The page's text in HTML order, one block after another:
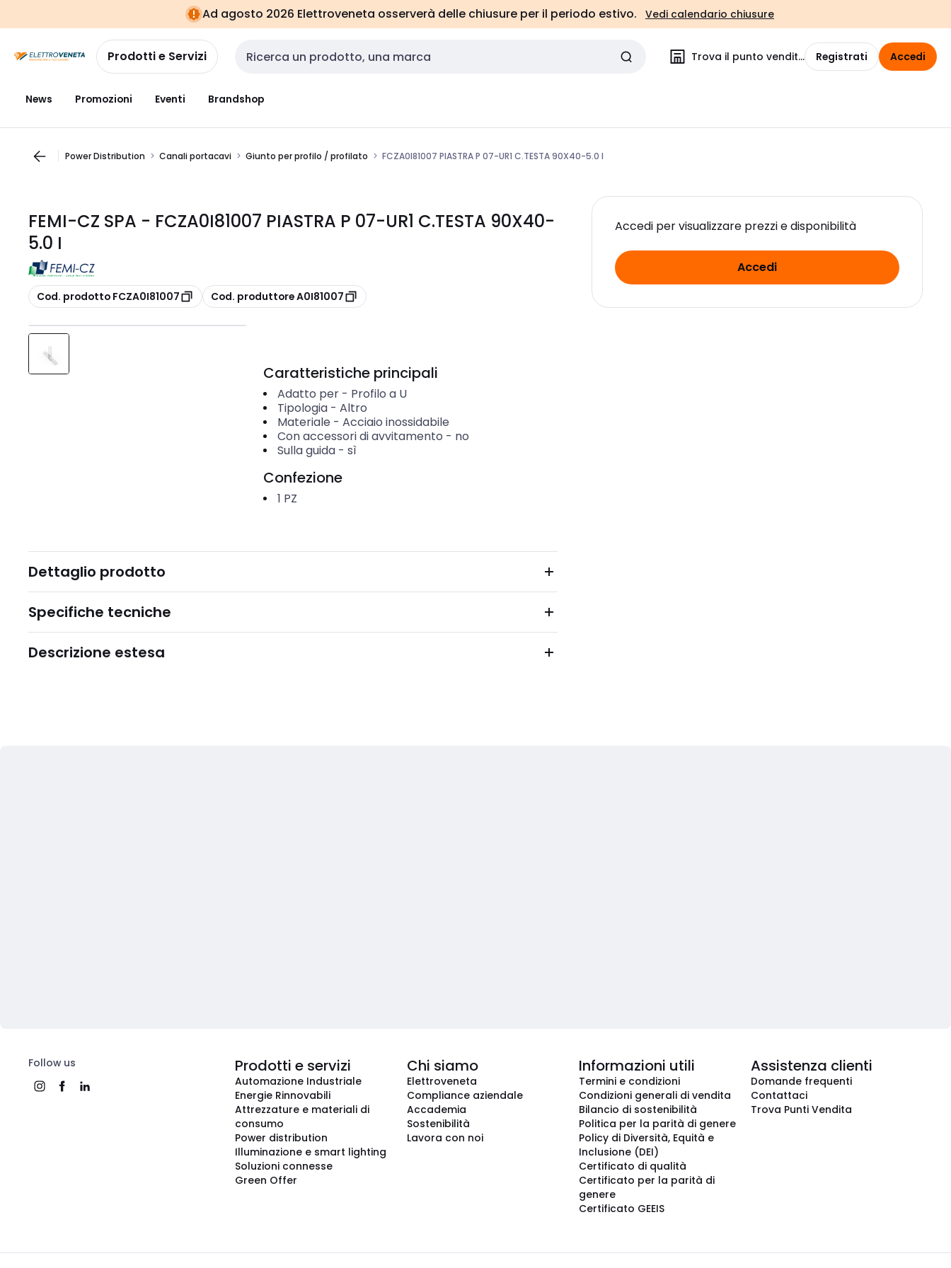
navigazionealla
pagina
Ad agosto 2026 Elettroveneta osserverà delle chiusure per il periodo estivo. Vedi calendario chiusure
Prodotti e Servizi Cerca input Trova il punto vendita Registrati Accedi
News Promozioni Eventi Brandshop
Power Distribution Canali portacavi Giunto per profilo / profilato FCZA0I81007 PIASTRA P 07-UR1 C.TESTA 90X40-5.0 I
FEMI-CZ SPA - FCZA0I81007 PIASTRA P 07-UR1 C.TESTA 90X40-
5.0 I
copia
Cod. prodotto FCZA0I81007 copia
Cod. produttore A0I81007
Accedi per visualizzare prezzi e disponibilità
Accedi
Caratteristiche principali
Adatto per- Profilo a U
Tipologia- Altro
Materiale - Acciaio inossidabile
Con accessori di avvitamento - no
Sulla guida- sì
Confezione
1 PZ
Dettaglio prodotto
Specifiche tecniche
Descrizione estesa
Follow us Prodotti e servizi
Automazione Industriale
Energie Rinnovabili
Attrezzature e materiali di
consumo
Power distribution
Illuminazione e smart lighting
Soluzioni connesse
Green Offer
Chi siamo
Elettroveneta
Compliance aziendale
Accademia
Sostenibilità
Lavora con noi
Informazioni utili
Termini e condizioni
Condizioni generali di vendita
Bilancio di sostenibilità
Politica per la parità di genere
Policy di Diversità, Equità e
Inclusione (DEI)
Certificato di qualità
Certificato per la parità di
genere
Certificato GEEIS
Assistenza clienti
Domande frequenti
Contattaci
Trova Punti Vendita